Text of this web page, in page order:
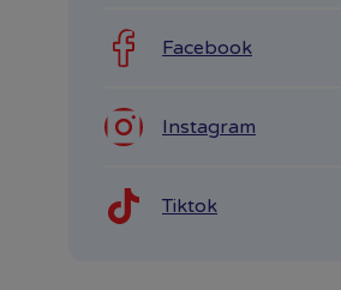
Facebook
Instagram
Tiktok